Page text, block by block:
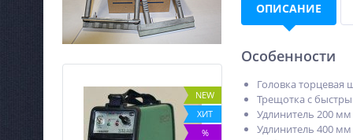
NEW
ХИТ
%
ОПИСАНИЕ
Особенности
Головка торцевая
Трещотка с
Удлинитель 200 мм
Удлинитель 400 мм